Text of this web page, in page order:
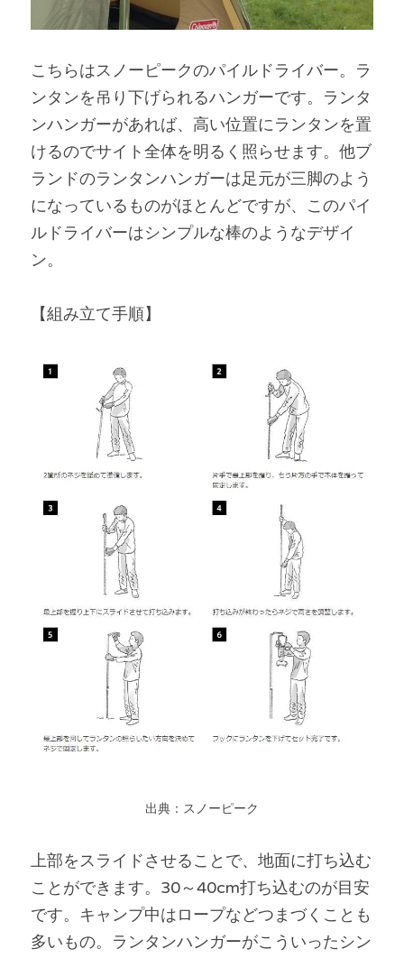
こちらはスノーピークのパイルドライバー。ラ
ンタンを吊り下げられるハンガーです。ランタ
ンハンガーがあれば、高い位置にランタンを置
けるのでサイト全体を明るく照らせます。他ブ
ランドのランタンハンガーは足元が三脚のよう
になっているものがほとんどですが、このパイ
ルドライバーはシンプルな棒のようなデザイ
ン。
【組み立て手順】
出典：スノーピーク
上部をスライドさせることで、地面に打ち込む
ことができます。30～40cm打ち込むのが目安
です。キャンプ中はロープなどつまづくことも
多いもの。ランタンハンガーがこういったシン